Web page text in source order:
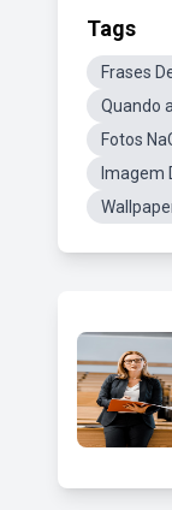
Tags
Frases
Quando
Fotos
Imagem